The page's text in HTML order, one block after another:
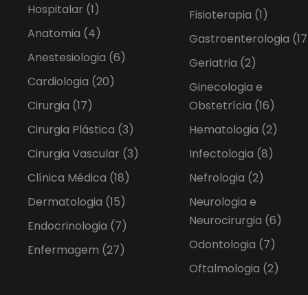
Hospitalar (1)
Anatomia (4)
Anestesiologia (6)
Cardiologia (20)
Cirurgia (17)
Cirurgia Plástica (3)
Cirurgia Vascular (3)
Clínica Médica (18)
Dermatologia (15)
Endocrinologia (7)
Enfermagem (27)
Fisioterapia (1)
Gastroenterologia
Geriatria (2)
Ginecologia e
Obstetrícia (16)
Hematologia (2)
Infectologia (8)
Nefrologia (2)
Neurologia e
Neurocirurgia (6)
Odontologia (7)
Oftalmologia (2)